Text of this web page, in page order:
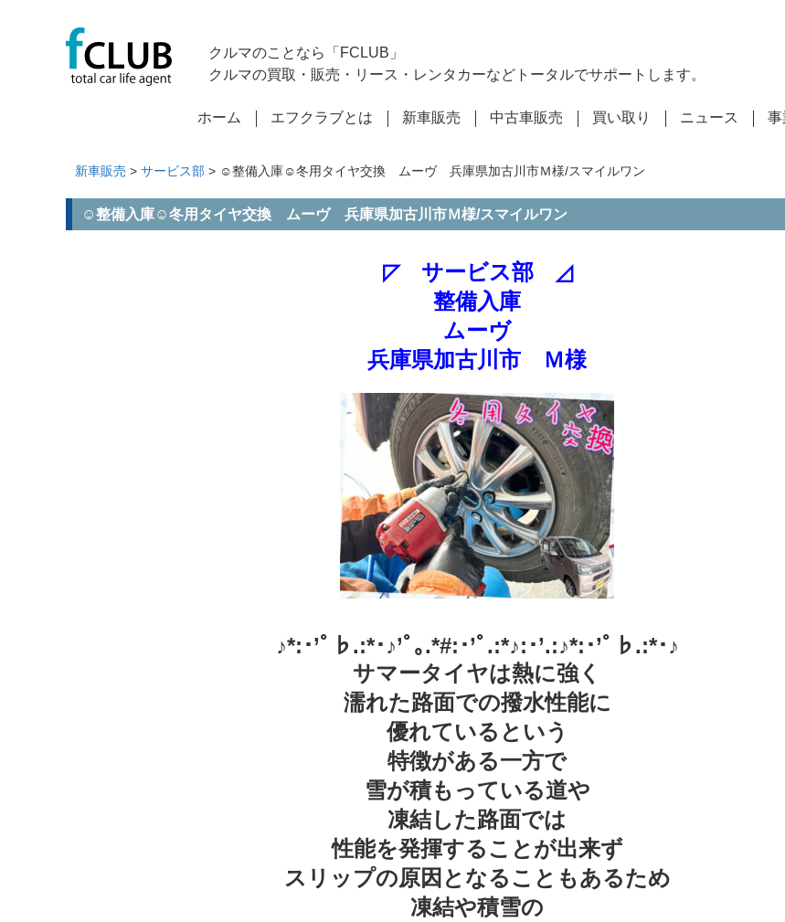
クルマのことなら「FCLUB」
クルマの買取・販売・リース・レンタカーなどトータルでサポートします。
ホーム エフクラブとは 新車販売 中古車販売 買い取り ニュース 事
新車販売 > サービス部 > ☺整備入庫☺冬用タイヤ交換 ムーヴ 兵庫県加古川市Ｍ様/スマイルワン
☺整備入庫☺冬用タイヤ交換 ムーヴ 兵庫県加古川市Ｍ様/スマイルワン
◸ サービス部 ◿
整備入庫
ムーヴ
兵庫県加古川市 Ｍ様
♪*:･’ﾟ♭.:*･♪’ﾟ｡.*#:･’ﾟ.:*♪:･’.:♪*:･’ﾟ♭.:*･♪
サマータイヤは熱に強く
濡れた路面での撥水性能に
優れているという
特徴がある一方で
雪が積もっている道や
凍結した路面では
性能を発揮することが出来ず
スリップの原因となることもあるため
凍結や積雪の